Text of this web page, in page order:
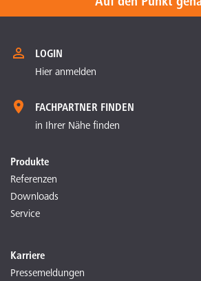
LOGIN
Hier anmelden
FACHPARTNER FINDEN
in Ihrer Nähe finden
Produkte
Referenzen
Downloads
Service
Karriere
Pressemeldungen